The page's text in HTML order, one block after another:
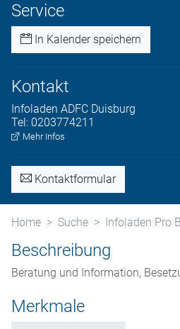
Service
In Kalender speichern
Kontakt
Infoladen ADFC Duisburg
Tel: 0203774211
Mehr Infos
Kontaktformular
Home Suche Infoladen Pro
Beschreibung
Beratung und Information,
Merkmale